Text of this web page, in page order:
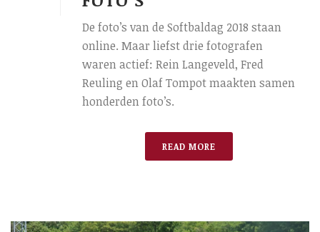
De foto’s van de Softbaldag 2018 staan
online. Maar liefst drie fotografen
waren actief: Rein Langeveld, Fred
Reuling en Olaf Tompot maakten samen
honderden foto’s.
READ MORE